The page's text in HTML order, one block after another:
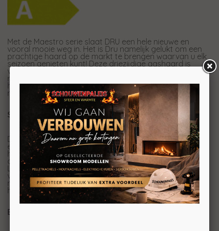
Met de Maestro serie slaat DRU een hele nieuwe en
vooral mooie weg in. Het is Dru namelijk gelukt om een
prachtige haard op de markt te brengen waarvan u elk
seizoen genieten kunt! Deze driezijdige gashaard is
voorzien van de Dynamic Flame Burner. Door de
realistische en bedachtzame positionering van de
houtstammen, is het vuurbeeld van deze gashaard
nagenoeg niet meer van echt vuur te onderscheiden.
Summerlighting
Door middel van het summerlighting kunt u op
een regenachtige woensdagavond in september, die
heldere dag in februari of die warme zomeravond in
augustus genieten van uw Maestro 60 Eco Wave. De
LED's die geïntegreerd zijn in het branderbed, zorgen
voor een prachtig vlammenpatroon en voor een
minimale of zelfs geen warmteafgifte, wat ideaal is voor
het zomerseizoen.
Easy release door systeem